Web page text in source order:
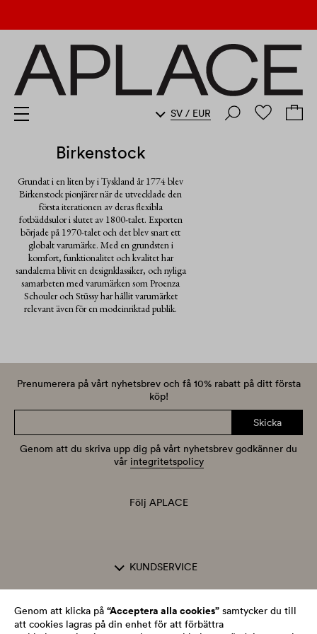
Genom att klicka på “Acceptera alla cookies” samtycker du till
att cookies lagras på din enhet för att förbättra
SV / EUR
Birkenstock
Grundat i en liten by i Tyskland år 1774 blev
Birkenstock pionjärer när de utvecklade den
första iterationen av deras flexibla
fotbäddsulor i slutet av 1800-talet. Exporten
började på 1970-talet och det blev snart ett
globalt varumärke. Med en grundsten i
komfort, funktionalitet och kvalitet har
sandalerna blivit en designklassiker, och nyliga
samarbeten med varumärken som Proenza
Schouler och Stüssy har hållit varumärket
relevant även för en modeinriktad publik.
Prenumerera på vårt nyhetsbrev och få 10% rabatt på ditt första
köp!
Skicka
Genom att du skriva upp dig på vårt nyhetsbrev godkänner du
vår integritetspolicy
Följ APLACE
KUNDSERVICE
OM APLACE